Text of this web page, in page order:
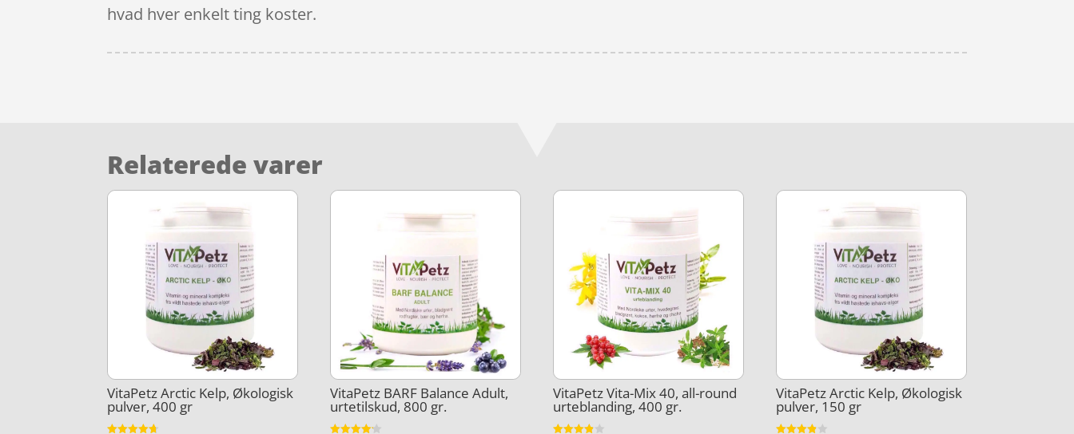
hvad hver enkelt ting koster.
Relaterede varer
VitaPetz Arctic Kelp, Økologisk
pulver, 400 gr
VitaPetz BARF Balance Adult,
urtetilskud, 800 gr.
VitaPetz Vita-Mix 40, all-round
urteblanding, 400 gr.
VitaPetz Arctic Kelp, Økologisk
pulver, 150 gr